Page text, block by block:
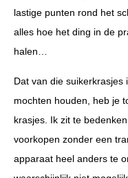
lastige punten rond het
alles hoe het ding in de
halen…
Dat van die suikerkrasjes
mochten houden, heb je
krasjes. Ik zit te
voorkopen zonder een
apparaat heel anders te